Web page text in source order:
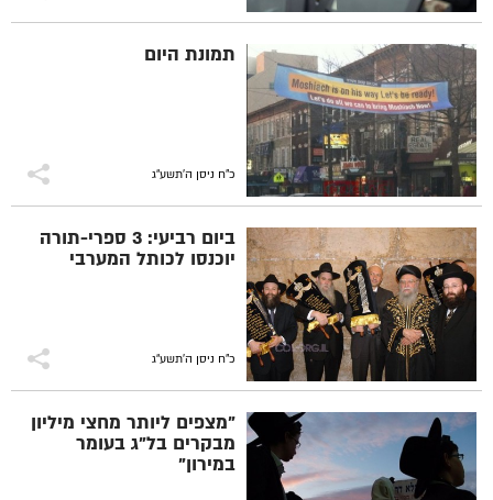
תמונת היום
כ"ח ניסן ה׳תשע״ג
ביום רביעי: 3 ספרי-תורה
יוכנסו לכותל המערבי
כ"ח ניסן ה׳תשע״ג
"מצפים ליותר מחצי מיליון
מבקרים בל"ג בעומר
במירון"